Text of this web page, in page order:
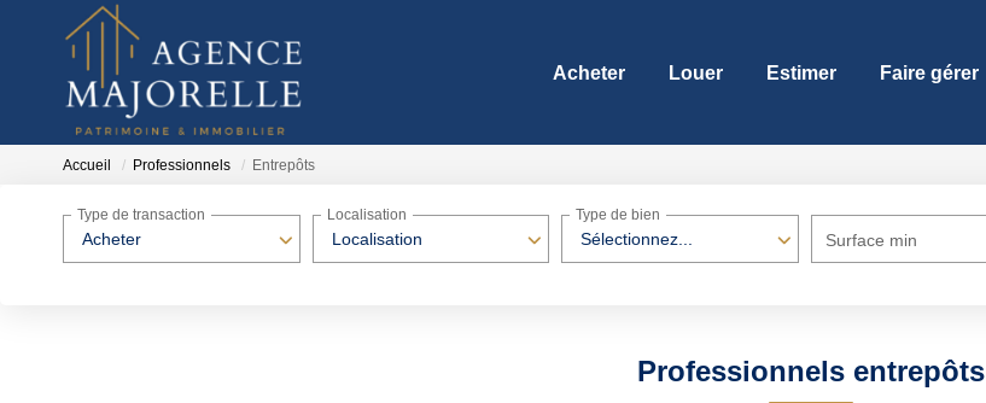
Acheter Louer Estimer Faire gérer
Accueil Professionnels Entrepôts
Acheter
Type de transaction
Localisation
Localisation
Sélectionnez...
Type de bien
Surface min
Professionnels entrepôts